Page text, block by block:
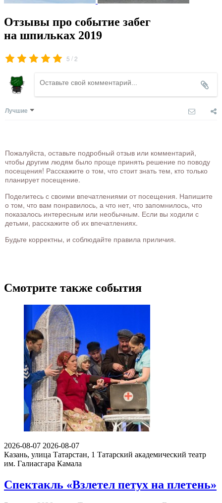
Отзывы про событие забег
на шпильках 2019
5 /2
Лучшие
Пожалуйста, оставьте подробный отзыв или комментарий,
чтобы другим людям было проще принять решение по поводу
посещения! Расскажите о том, что стоит знать тем, кто только
планирует посещение.
Поделитесь с своими впечатлениями от посещения. Напишите
о том, что вам понравилось, а что нет, что запомнилось, что
показалось интересным или необычным. Если вы ходили с
детьми, расскажите об их впечатлениях.
Будьте корректны, и соблюдайте правила приличия.
Смотрите также события
2026-08-07 2026-08-07
Казань, улица Татарстан, 1 Татарский академический театр
им. Галиасгара Камала
Спектакль «Взлетел петух на плетень»